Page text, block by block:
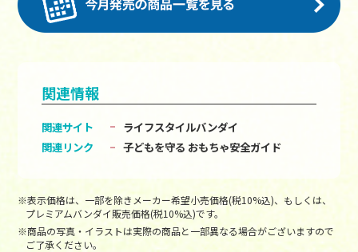
関連情報
関連サイト
ライフスタイルバンダイ
関連リンク
子どもを守る おもちゃ安全ガイド
※表示価格は、一部を除きメーカー希望小売価格(税10%込)、もしくは、
プレミアムバンダイ販売価格(税10%込)です。
※商品の写真・イラストは実際の商品と一部異なる場合がございますので
ご了承ください。